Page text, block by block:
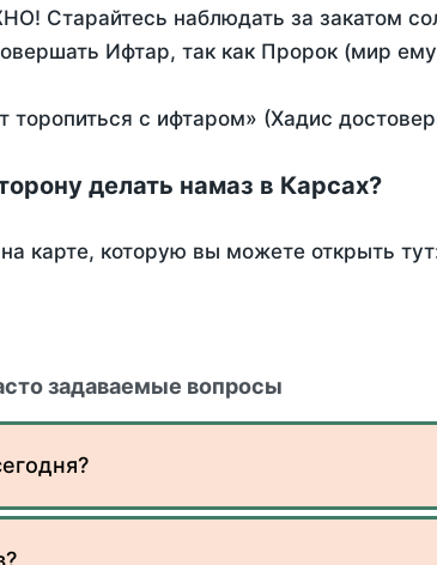
Старайтесь наблюдать за закатом
Ифтар, так как Пророк (мир
торопиться с ифтаром» (Хадис
делать намаз в Карсах?
карте, которую вы можете открыть
задаваемые вопросы